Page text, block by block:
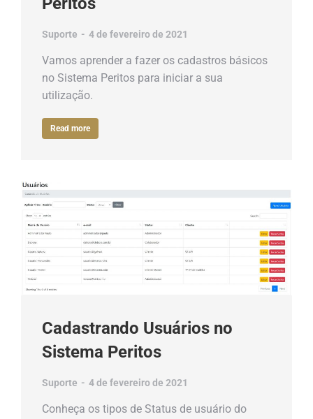
Suporte 4 de fevereiro de 2021
Vamos aprender a fazer os cadastros básicos
no Sistema Peritos para iniciar a sua
utilização.
Read more
Cadastrando Usuários no
Sistema Peritos
Suporte 4 de fevereiro de 2021
Conheça os tipos de Status de usuário do